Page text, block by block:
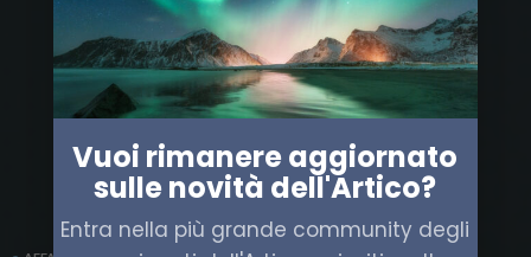
Vuoi rimanere aggiornato
sulle novità dell'Artico?
Entra nella più grande community degli